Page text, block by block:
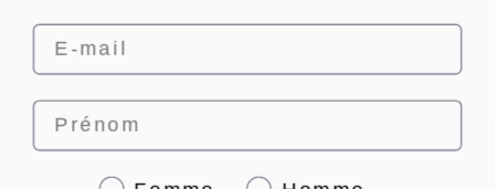
Email
Prénom